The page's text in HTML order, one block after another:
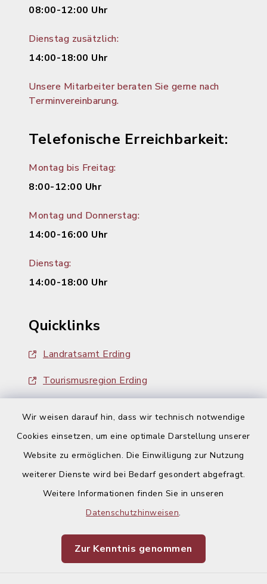
Wir weisen darauf hin, dass wir technisch notwendige
Cookies einsetzen, um eine optimale Darstellung unserer
Website zu ermöglichen. Die Einwilligung zur Nutzung
weiterer Dienste wird bei Bedarf gesondert abgefragt.
Weitere Informationen finden Sie in unseren
Datenschutzhinweisen.
Zur Kenntnis genommen
08:00-12:00 Uhr
Dienstag zusätzlich:
14:00-18:00 Uhr
Unsere Mitarbeiter beraten Sie gerne nach
Terminvereinbarung.
Telefonische Erreichbarkeit:
Montag bis Freitag:
8:00-12:00 Uhr
Montag und Donnerstag:
14:00-16:00 Uhr
Dienstag:
14:00-18:00 Uhr
Quicklinks
Landratsamt Erding
Tourismusregion Erding
Kontakt
Datenschutz